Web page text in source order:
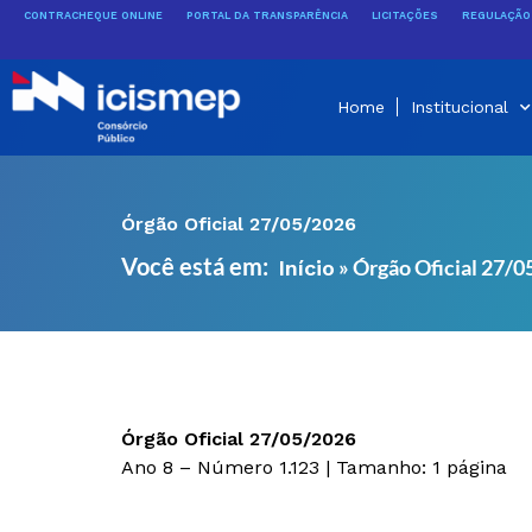
conteúdo
CONTRACHEQUE ONLINE PORTAL DA TRANSPARÊNCIA LICITAÇÕES
Home Institucional
Órgão Oficial 27/05/2026
Você está em: Início »Órgão Oficial 27/
Órgão Oficial 27/05/2026
Ano 8 – Número 1.123 | Tamanho: 1 página